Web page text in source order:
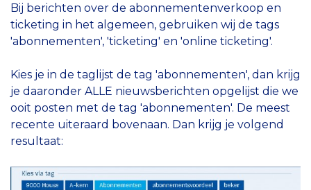
Bij berichten over de abonnementenverkoop en
ticketing in het algemeen, gebruiken wij de tags
'abonnementen', 'ticketing' en 'online ticketing'.
Kies je in de taglijst de tag 'abonnementen', dan krijg
je daaronder ALLE nieuwsberichten opgelijst die we
ooit posten met de tag 'abonnementen'. De meest
recente uiteraard bovenaan. Dan krijg je volgend
resultaat: